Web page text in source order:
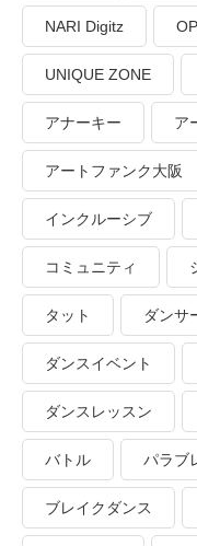
NARI Digitz
UNIQUE ZONE
アナーキー ア
アートファンク大阪
インクルーシブ
コミュニティ
タット ダンサ
ダンスイベント
ダンスレッスン
バトル パラブ
ブレイクダンス